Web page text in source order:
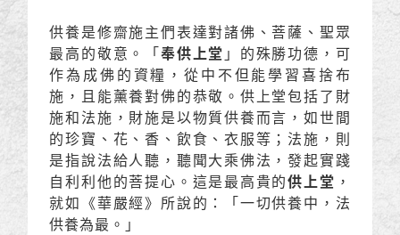
供養是修齋施主們表達對諸佛、菩薩、聖眾
最高的敬意。「奉供上堂 」的殊勝功德，可
作為成佛的資糧，從中不但能學習喜捨布
施，且能薰養對佛的恭敬。供上堂包括了財
施和法施，財施是以物質供養而言，如世間
的珍寶、花、香、飲食、衣服等；法施，則
是指說法給人聽，聽聞大乘佛法，發起實踐
自利利他的菩提心。這是最高貴的供上堂 ，
就如《華嚴經》所說的：「一切供養中，法
供養為最。」